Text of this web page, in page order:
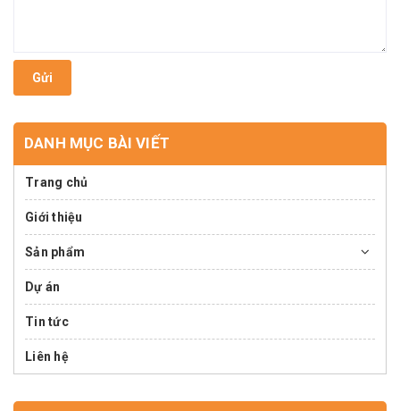
Gửi
DANH MỤC BÀI VIẾT
Trang chủ
Giới thiệu
Sản phẩm
Dự án
Tin tức
Liên hệ